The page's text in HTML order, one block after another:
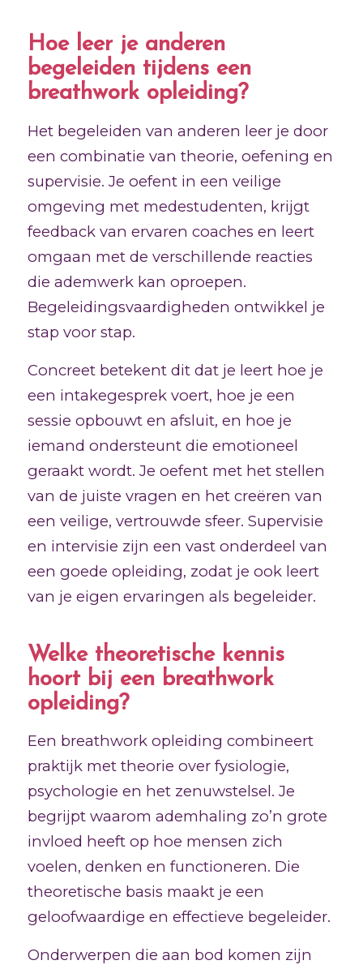
Hoe leer je anderen
begeleiden tijdens een
breathwork opleiding?
Het begeleiden van anderen leer je door
een combinatie van theorie, oefening en
supervisie. Je oefent in een veilige
omgeving met medestudenten, krijgt
feedback van ervaren coaches en leert
omgaan met de verschillende reacties
die ademwerk kan oproepen.
Begeleidingsvaardigheden ontwikkel je
stap voor stap.
Concreet betekent dit dat je leert hoe je
een intakegesprek voert, hoe je een
sessie opbouwt en afsluit, en hoe je
iemand ondersteunt die emotioneel
geraakt wordt. Je oefent met het stellen
van de juiste vragen en het creëren van
een veilige, vertrouwde sfeer. Supervisie
en intervisie zijn een vast onderdeel van
een goede opleiding, zodat je ook leert
van je eigen ervaringen als begeleider.
Welke theoretische kennis
hoort bij een breathwork
opleiding?
Een breathwork opleiding combineert
praktijk met theorie over fysiologie,
psychologie en het zenuwstelsel. Je
begrijpt waarom ademhaling zo’n grote
invloed heeft op hoe mensen zich
voelen, denken en functioneren. Die
theoretische basis maakt je een
geloofwaardige en effectieve begeleider.
Onderwerpen die aan bod komen zijn